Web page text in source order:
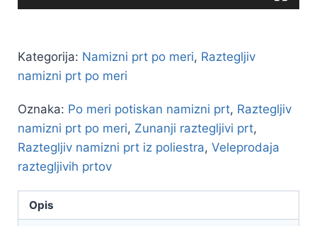
Kategorija: Namizni prt po meri, Raztegljiv
namizni prt po meri
Oznaka: Po meri potiskan namizni prt, Raztegljiv
namizni prt po meri, Zunanji raztegljivi prt,
Raztegljiv namizni prt iz poliestra, Veleprodaja
raztegljivih prtov
Opis